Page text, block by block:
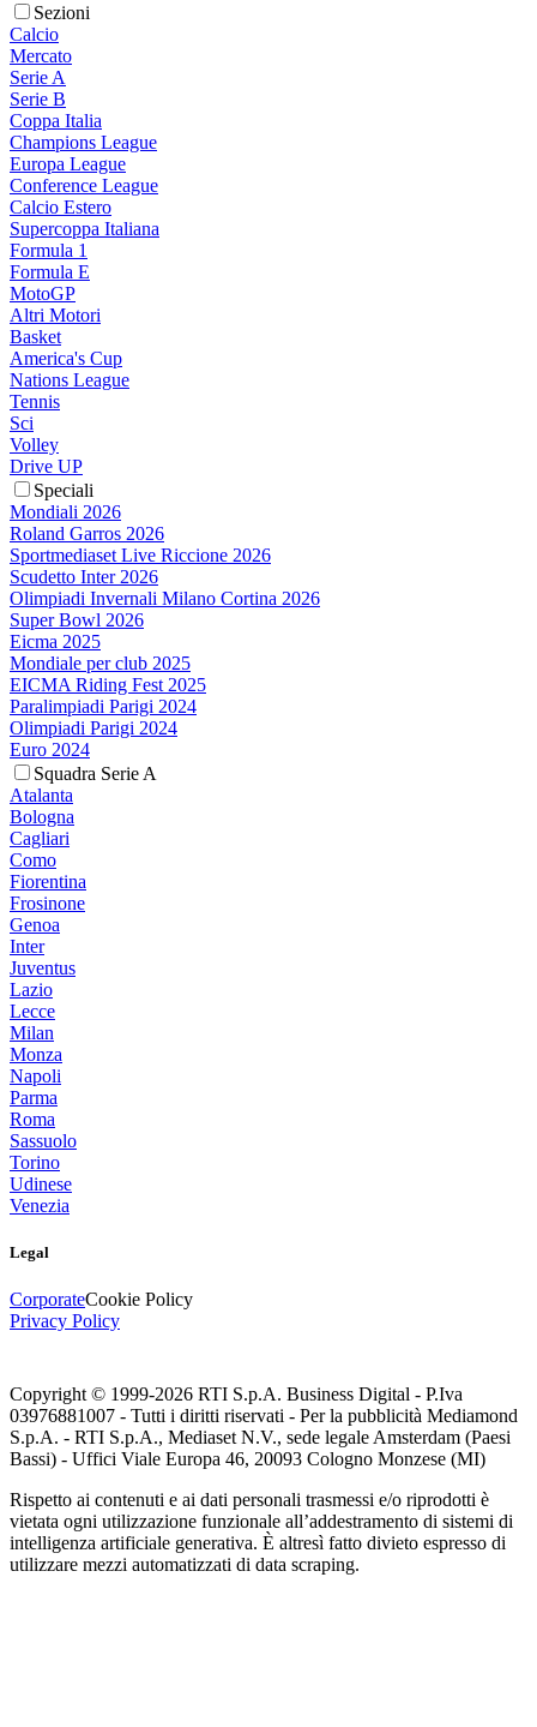
Sezioni
Calcio
Mercato
Serie A
Serie B
Coppa Italia
Champions League
Europa League
Conference League
Calcio Estero
Supercoppa Italiana
Formula 1
Formula E
MotoGP
Altri Motori
Basket
America's Cup
Nations League
Tennis
Sci
Volley
Drive UP
Speciali
Mondiali 2026
Roland Garros 2026
Sportmediaset Live Riccione 2026
Scudetto Inter 2026
Olimpiadi Invernali Milano Cortina 2026
Super Bowl 2026
Eicma 2025
Mondiale per club 2025
EICMA Riding Fest 2025
Paralimpiadi Parigi 2024
Olimpiadi Parigi 2024
Euro 2024
Squadra Serie A
Atalanta
Bologna
Cagliari
Como
Fiorentina
Frosinone
Genoa
Inter
Juventus
Lazio
Lecce
Milan
Monza
Napoli
Parma
Roma
Sassuolo
Torino
Udinese
Venezia
Legal
CorporateCookie Policy
Privacy Policy
Copyright © 1999-2026 RTI S.p.A. Business Digital - P.Iva
03976881007 - Tutti i diritti riservati - Per la pubblicità Mediamond
S.p.A. - RTI S.p.A., Mediaset N.V., sede legale Amsterdam (Paesi
Bassi) - Uffici Viale Europa 46, 20093 Cologno Monzese (MI)
Rispetto ai contenuti e ai dati personali trasmessi e/o riprodotti è
vietata ogni utilizzazione funzionale all’addestramento di sistemi di
intelligenza artificiale generativa. È altresì fatto divieto espresso di
utilizzare mezzi automatizzati di data scraping.